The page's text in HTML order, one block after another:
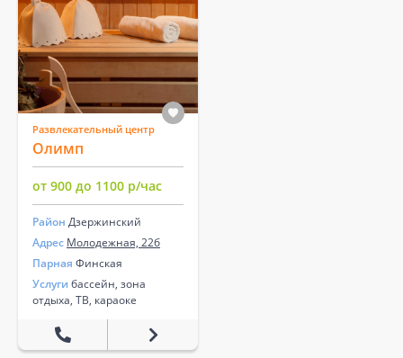
Развлекательный центр
Олимп
от 900 до 1100 р/час
Район Дзержинский
Адрес Молодежная, 22б
Парная Финская
Услуги бассейн, зона
отдыха, ТВ, караоке